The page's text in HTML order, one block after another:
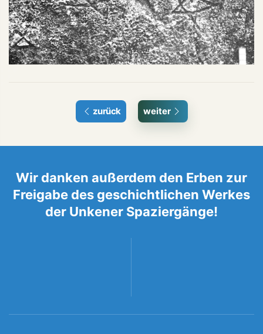
zurück weiter
Wir danken außerdem den Erben zur
Freigabe des geschichtlichen Werkes
der Unkener Spaziergänge!